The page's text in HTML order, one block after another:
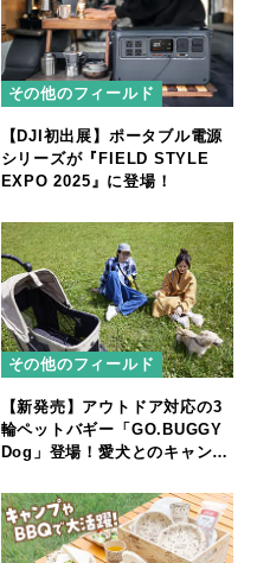
その他のフィールド
【DJI初出展】ポータブル電源
シリーズが『FIELD STYLE
EXPO 2025』に登場！
その他のフィールド
【新発売】アウトドア対応の3
輪ペットバギー「GO.BUGGY
Dog」登場！愛犬とのキャンプ